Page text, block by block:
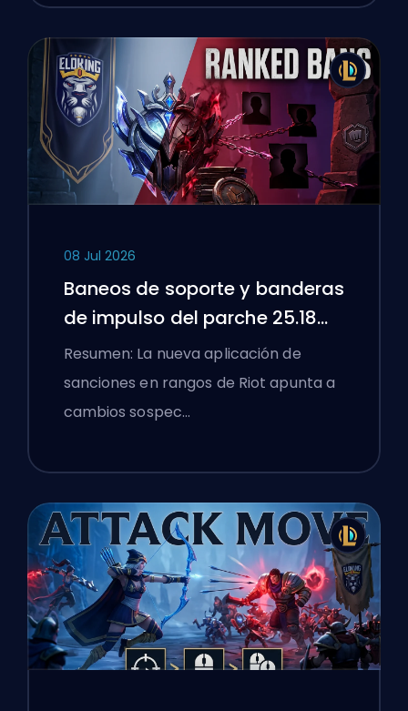
08 Jul 2026
Baneos de soporte y banderas
de impulso del parche 25.18
de League of Legends
Resumen: La nueva aplicación de
sanciones en rangos de Riot apunta a
cambios sospec…